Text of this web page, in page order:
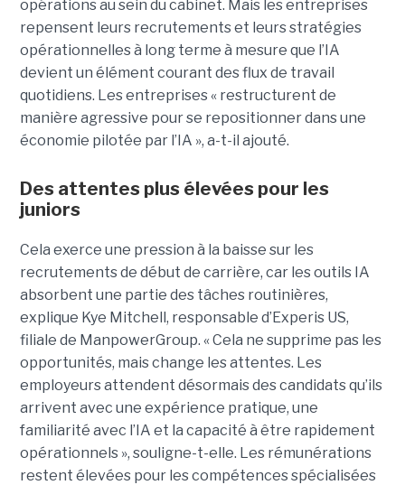
opérations au sein du cabinet. Mais les entreprises
repensent leurs recrutements et leurs stratégies
opérationnelles à long terme à mesure que l’IA
devient un élément courant des flux de travail
quotidiens. Les entreprises « restructurent de
manière agressive pour se repositionner dans une
économie pilotée par l’IA », a-t-il ajouté.
Des attentes plus élevées pour les
juniors
Cela exerce une pression à la baisse sur les
recrutements de début de carrière, car les outils IA
absorbent une partie des tâches routinières,
explique Kye Mitchell, responsable d’Experis US,
filiale de ManpowerGroup. « Cela ne supprime pas les
opportunités, mais change les attentes. Les
employeurs attendent désormais des candidats qu’ils
arrivent avec une expérience pratique, une
familiarité avec l’IA et la capacité à être rapidement
opérationnels », souligne-t-elle. Les rémunérations
restent élevées pour les compétences spécialisées